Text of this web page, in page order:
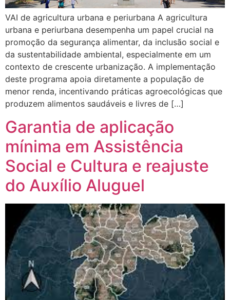
VAI de agricultura urbana e periurbana A agricultura
urbana e periurbana desempenha um papel crucial na
promoção da segurança alimentar, da inclusão social e
da sustentabilidade ambiental, especialmente em um
contexto de crescente urbanização. A implementação
deste programa apoia diretamente a população de
menor renda, incentivando práticas agroecológicas que
produzem alimentos saudáveis e livres de […]
Garantia de aplicação
mínima em Assistência
Social e Cultura e reajuste
do Auxílio Aluguel